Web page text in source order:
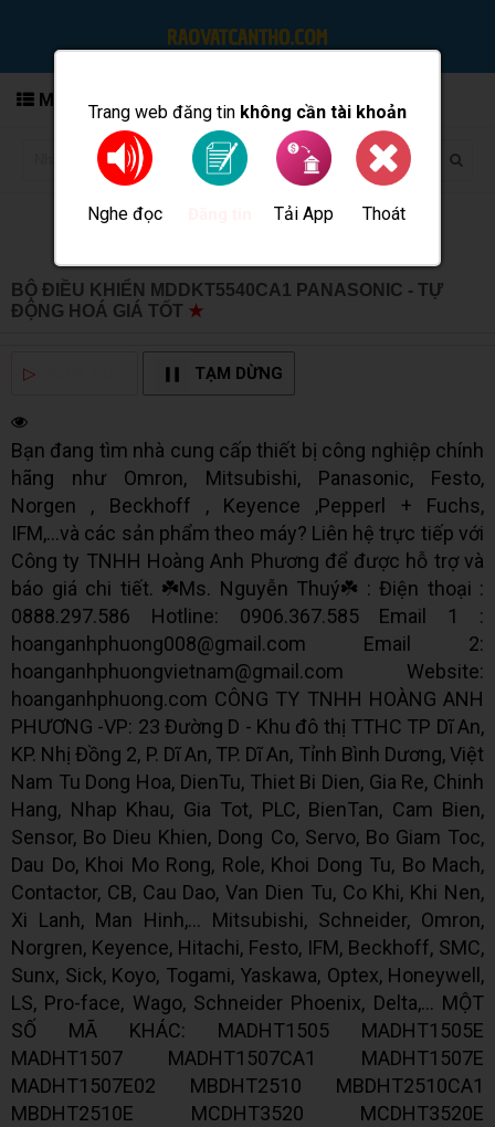
Trang web đăng tin không cần tài khoản
Nghe đọc Tải App Thoát
MENU
BỘ ĐIỀU KHIỂN MDDKT5540CA1 PANASONIC - TỰ
ĐỘNG HOÁ GIÁ TỐT ★
▷ TẠM DỪNG
Bạn đang tìm nhà cung cấp thiết bị công nghiệp chính
hãng như Omron, Mitsubishi, Panasonic, Festo,
Norgen , Beckhoff , Keyence ,Pepperl + Fuchs,
IFM,...và các sản phẩm theo máy? Liên hệ trực tiếp với
Công ty TNHH Hoàng Anh Phương để được hỗ trợ và
báo giá chi tiết. ☘️Ms. Nguyễn Thuý☘️ : Điện thoại :
0888.297.586 Hotline: 0906.367.585 Email 1 :
hoanganhphuong008@gmail.com Email 2:
hoanganhphuongvietnam@gmail.com Website:
hoanganhphuong.com CÔNG TY TNHH HOÀNG ANH
PHƯƠNG -VP: 23 Đường D - Khu đô thị TTHC TP Dĩ An,
KP. Nhị Đồng 2, P. Dĩ An, TP. Dĩ An, Tỉnh Bình Dương, Việt
Nam Tu Dong Hoa, DienTu, Thiet Bi Dien, Gia Re, Chinh
Hang, Nhap Khau, Gia Tot, PLC, BienTan, Cam Bien,
Sensor, Bo Dieu Khien, Dong Co, Servo, Bo Giam Toc,
Dau Do, Khoi Mo Rong, Role, Khoi Dong Tu, Bo Mach,
Contactor, CB, Cau Dao, Van Dien Tu, Co Khi, Khi Nen,
Xi Lanh, Man Hinh,... Mitsubishi, Schneider, Omron,
Norgren, Keyence, Hitachi, Festo, IFM, Beckhoff, SMC,
Sunx, Sick, Koyo, Togami, Yaskawa, Optex, Honeywell,
LS, Pro-face, Wago, Schneider Phoenix, Delta,... MỘT
SỐ MÃ KHÁC: MADHT1505 MADHT1505E
MADHT1507 MADHT1507CA1 MADHT1507E
MADHT1507E02 MBDHT2510 MBDHT2510CA1
MBDHT2510E MCDHT3520 MCDHT3520E